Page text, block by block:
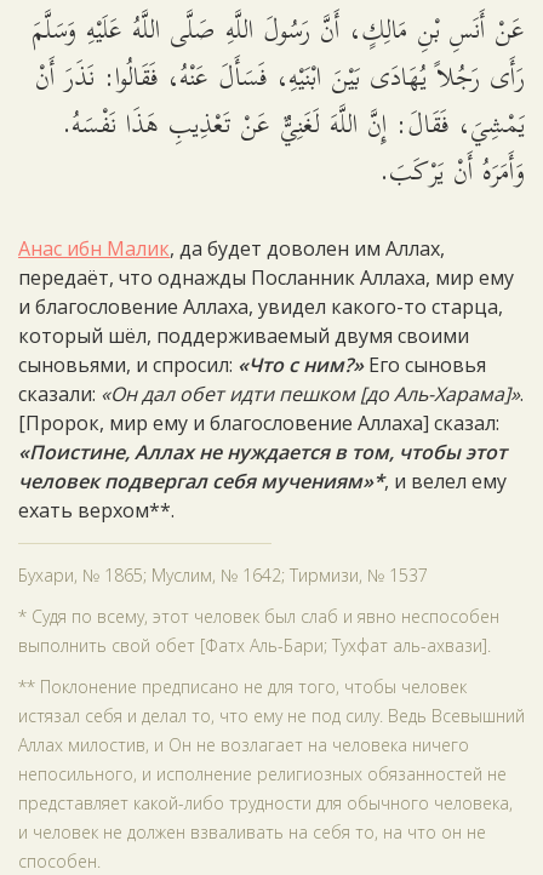
عَنْ أَنَسِ بْنِ مَالِكٍ، أَنَّ رَسُولَ اللَّهِ صَلَّى اللَّهُ عَلَيْهِ وَسَلَّمَ
رَأَى رَجُلاً يُهَادَى بَيْنَ ابْنَيْهِ، فَسَأَلَ عَنْهُ، فَقَالُوا: نَذَرَ أَنْ
يَمْشِيَ، فَقَالَ: إِنَّ اللَّهَ لَغَنِيٌّ عَنْ تَعْذِيبِ هَذَا نَفْسَهُ.
وَأَمَرَهُ أَنْ يَرْكَبَ.
Анас ибн Малик, да будет доволен им Аллах,
передаёт, что однажды Посланник Аллаха, мир ему
и благословение Аллаха, увидел какого-то старца,
который шёл, поддерживаемый двумя своими
сыновьями, и спросил: «Что с ним?»Его сыновья
сказали: «Он дал обет идти пешком [до Аль-Харама]».
[Пророк, мир ему и благословение Аллаха] сказал:
«Поистине, Аллах не нуждается в том, чтобы этот
человек подвергал себя мучениям»*, и велел ему
ехать верхом**.
Бухари, № 1865; Муслим, № 1642; Тирмизи, № 1537
* Судя по всему, этот человек был слаб и явно неспособен
выполнить свой обет [Фатх Аль-Бари; Тухфат аль-ахвази].
** Поклонение предписано не для того, чтобы человек
истязал себя и делал то, что ему не под силу. Ведь Всевышний
Аллах милостив, и Он не возлагает на человека ничего
непосильного, и исполнение религиозных обязанностей не
представляет какой-либо трудности для обычного человека,
и человек не должен взваливать на себя то, на что он не
способен.